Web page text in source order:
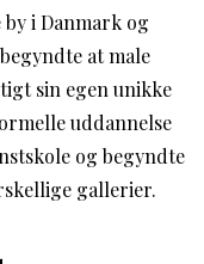
i Danmark og
at male
sin egen unikke
uddannelse
og begyndte
gallerier.